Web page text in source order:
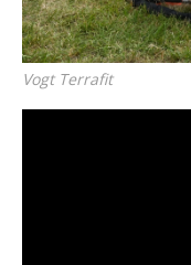
Vogt Terrafit